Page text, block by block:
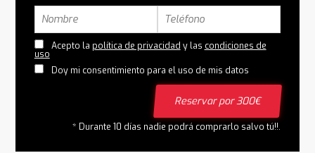
Acepto la política de privacidad y las condiciones de
uso
Doy mi consentimiento para el uso de mis datos
Reservar por 300€
* Durante 10 días nadie podrá comprarlo salvo tú!!.